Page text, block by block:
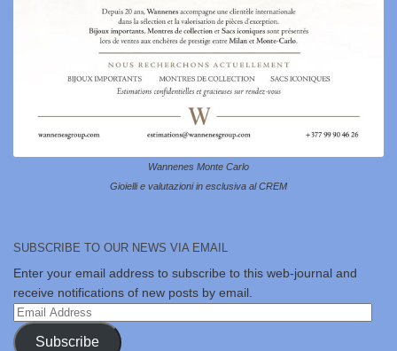
Wannenes Monte Carlo
Gioielli e valutazioni in esclusiva al CREM
SUBSCRIBE TO OUR NEWS VIA EMAIL
Enter your email address to subscribe to this web-journal and
receive notifications of new posts by email.
Email
Address
Subscribe